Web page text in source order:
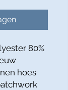
80%
hoes